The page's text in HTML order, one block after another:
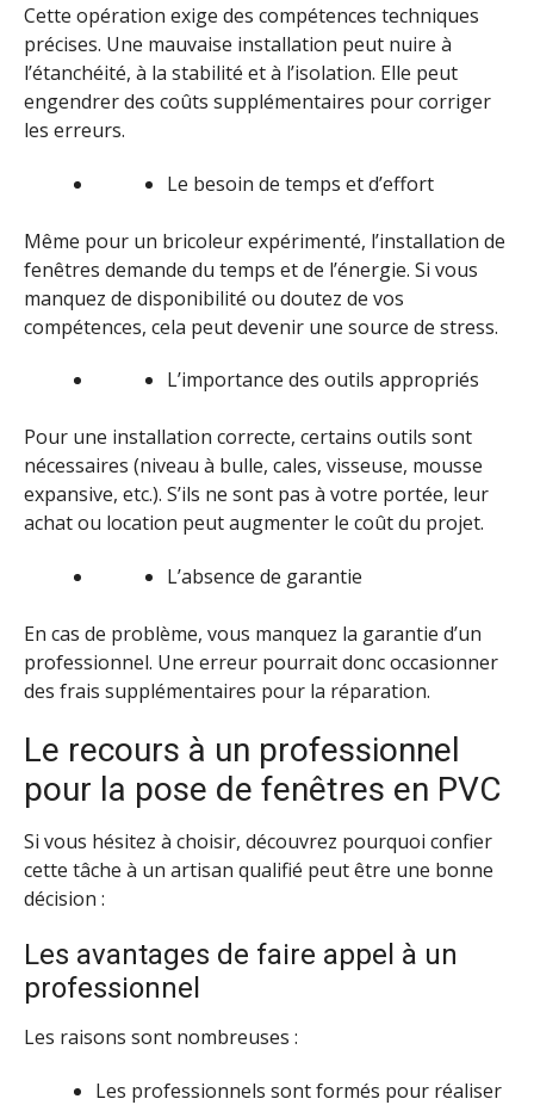
Cette opération exige des compétences techniques
précises. Une mauvaise installation peut nuire à
l’étanchéité, à la stabilité et à l’isolation. Elle peut
engendrer des coûts supplémentaires pour corriger
les erreurs.
Le besoin de temps et d’effort
Même pour un bricoleur expérimenté, l’installation de
fenêtres demande du temps et de l’énergie. Si vous
manquez de disponibilité ou doutez de vos
compétences, cela peut devenir une source de stress.
L’importance des outils appropriés
Pour une installation correcte, certains outils sont
nécessaires (niveau à bulle, cales, visseuse, mousse
expansive, etc.). S’ils ne sont pas à votre portée, leur
achat ou location peut augmenter le coût du projet.
L’absence de garantie
En cas de problème, vous manquez la garantie d’un
professionnel. Une erreur pourrait donc occasionner
des frais supplémentaires pour la réparation.
Le recours à un professionnel
pour la pose de fenêtres en PVC
Si vous hésitez à choisir, découvrez pourquoi confier
cette tâche à un artisan qualifié peut être une bonne
décision :
Les avantages de faire appel à un
professionnel
Les raisons sont nombreuses :
Les professionnels sont formés pour réaliser